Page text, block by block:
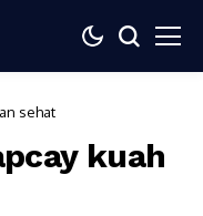
sehat
kuah